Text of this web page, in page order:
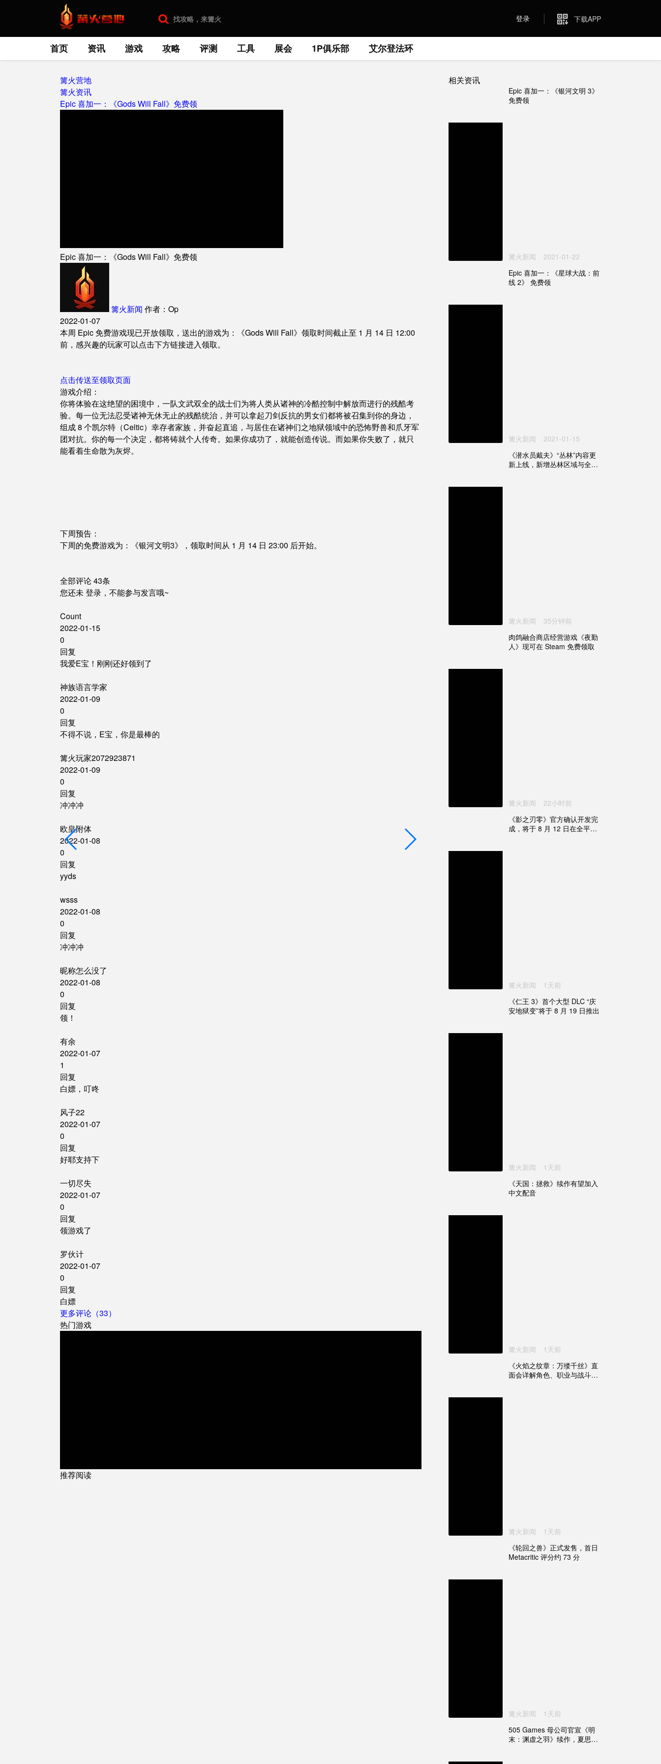
登录 下载APP
首页 资讯 游戏 攻略 评测 工具 展会 1P俱乐部 艾尔登法环
篝火营地
篝火资讯
Epic 喜加一：《Gods Will Fall》免费领
Epic 喜加一：《Gods Will Fall》免费领
篝火新闻 作者：Op
2022-01-07
本周 Epic 免费游戏现已开放领取，送出的游戏为：《Gods Will Fall》领取时间截止至 1 月 14 日 12:00
前，感兴趣的玩家可以点击下方链接进入领取。
点击传送至领取页面
游戏介绍：
你将体验在这绝望的困境中，一队文武双全的战士们为将人类从诸神的冷酷控制中解放而进行的残酷考
验。每一位无法忍受诸神无休无止的残酷统治，并可以拿起刀剑反抗的男女们都将被召集到你的身边，
组成 8 个凯尔特（Celtic）幸存者家族，并奋起直追，与居住在诸神们之地狱领域中的恐怖野兽和爪牙军
团对抗。你的每一个决定，都将铸就个人传奇。如果你成功了，就能创造传说。而如果你失败了，就只
能看着生命散为灰烬。
下周预告：
下周的免费游戏为：《银河文明3》，领取时间从 1 月 14 日 23:00 后开始。
全部评论43条
您还未 登录 ，不能参与发言哦~
Count
2022-01-15
0
回复
我爱E宝！刚刚还好领到了
神族语言学家
2022-01-09
0
回复
不得不说，E宝，你是最棒的
篝火玩家2072923871
2022-01-09
0
回复
冲冲冲
欧皇附体
2022-01-08
0
回复
yyds
wsss
2022-01-08
0
回复
冲冲冲
昵称怎么没了
2022-01-08
0
回复
领！
有余
2022-01-07
1
回复
白嫖，叮咚
风子22
2022-01-07
0
回复
好耶支持下
一切尽失
2022-01-07
0
回复
领游戏了
罗伙计
2022-01-07
0
回复
白嫖
更多评论（33）
热门游戏
推荐阅读
相关资讯
Epic 喜加一：《银河文明 3》
免费领
篝火新闻
2021-01-22
Epic 喜加一：《星球大战：前
线 2》 免费领
篝火新闻
2021-01-15
《潜水员戴夫》“丛林”内容更
新上线，新增丛林区域与全新
篝火新闻
35分钟前
肉鸽融合商店经营游戏《夜勤
人》现可在 Steam 免费领取
篝火新闻
22小时前
《影之刃零》官方确认开发完
成，将于 8 月 12 日在全平台
篝火新闻
1天前
《仁王 3》首个大型 DLC “庆
安地狱变”将于 8 月 19 日推出
篝火新闻
1天前
《天国：拯救》续作有望加入
中文配音
篝火新闻
1天前
《火焰之纹章：万缕千丝》直
面会详解角色、职业与战斗系
篝火新闻
1天前
《轮回之兽》正式发售，首日
Metacritic 评分约 73 分
篝火新闻
1天前
505 Games 母公司官宣《明
末：渊虚之羽》续作，夏思源